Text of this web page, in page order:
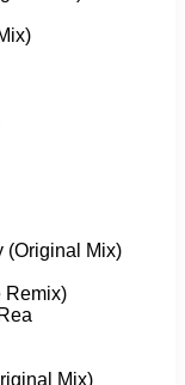
(Originаl Mix)
Rеmix)
Mix)